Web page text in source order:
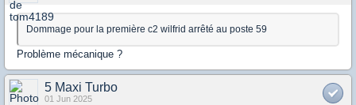
Dommage pour la première c2 wilfrid arrêté au poste 59
Problème mécanique ?
5 Maxi Turbo
01 Jun 2025